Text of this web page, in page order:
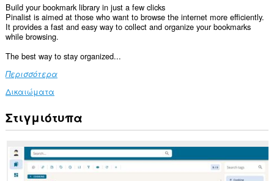
Build your bookmark library in just a few clicks
Pinalist is aimed at those who want to browse the internet more efficiently.
It provides a fast and easy way to collect and organize your bookmarks
while browsing.
The best way to stay organized...
Περισσότερα
Δικαιώματα
Αυτή
η
μπορεί
να
έχει
πρόσβαση
Στιγμιότυπα